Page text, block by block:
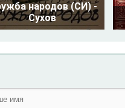
народов (СИ) -
Сухов